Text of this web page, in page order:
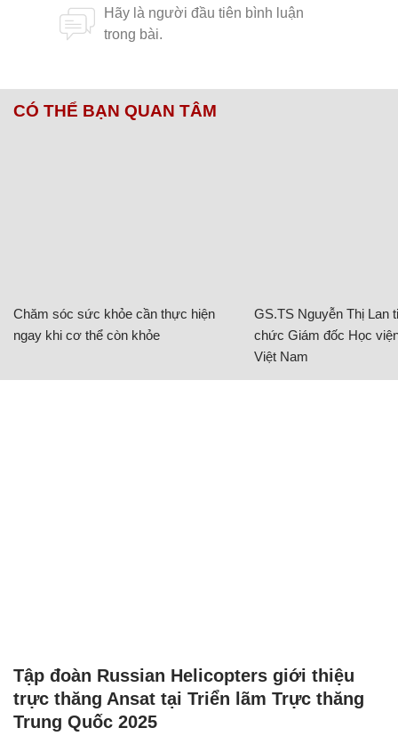
CÓ THỂ BẠN QUAN TÂM
Chăm sóc sức khỏe cần thực hiện
ngay khi cơ thể còn khỏe
GS.TS Nguyễn Thị Lan
chức Giám đốc Học
Việt Nam
Tập đoàn Russian Helicopters giới thiệu
trực thăng Ansat tại Triển lãm Trực thăng
Trung Quốc 2025